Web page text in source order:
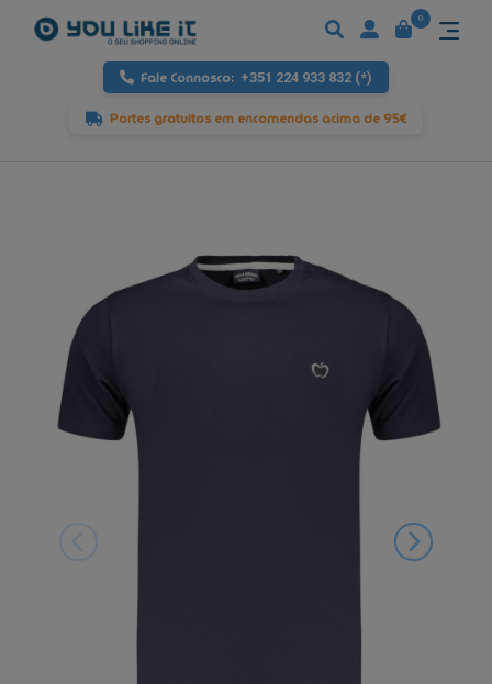
Fale Connosco: +351 224 933 832 (*)
Portes gratuitos em encomendas acima de 95€
0